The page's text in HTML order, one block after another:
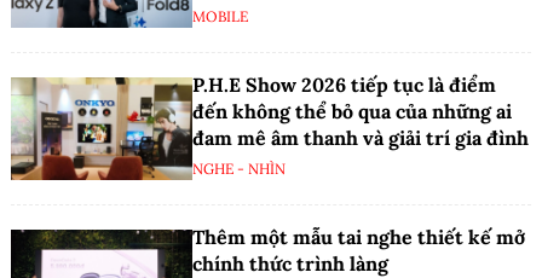
MOBILE
P.H.E Show 2026 tiếp tục là điểm
đến không thể bỏ qua của những ai
đam mê âm thanh và giải trí gia đình
NGHE - NHÌN
Thêm một mẫu tai nghe thiết kế mở
chính thức trình làng